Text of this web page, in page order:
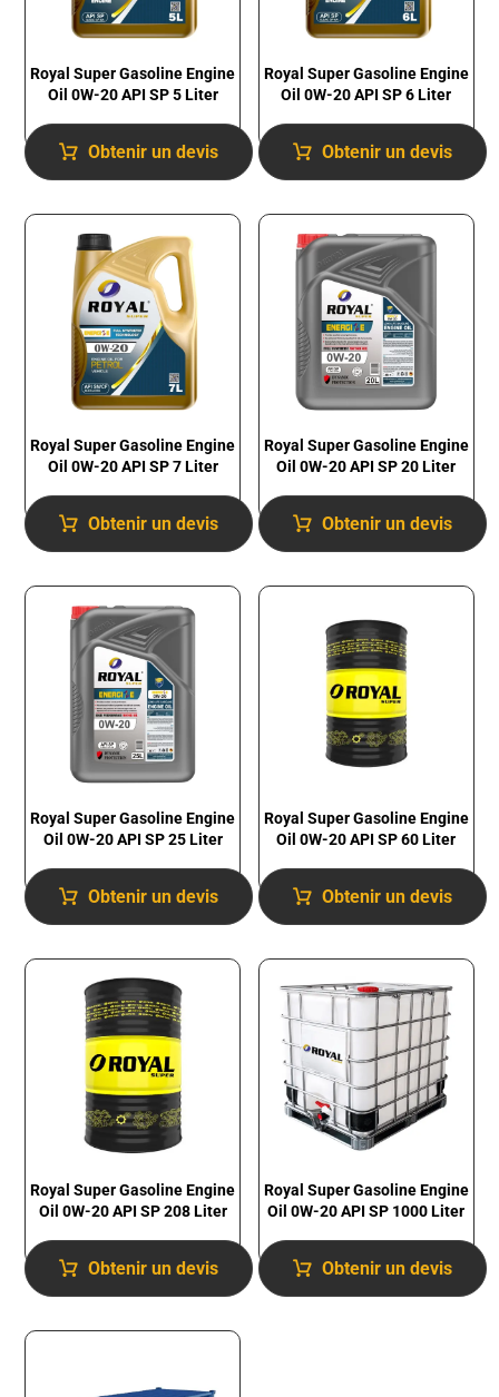
Royal Super Gasoline Engine
Oil 0W-20 API SP 5 Liter
Obtenir un devis
Royal Super Gasoline Engine
Oil 0W-20 API SP 6 Liter
Obtenir un devis
Royal Super Gasoline Engine
Oil 0W-20 API SP 7 Liter
Obtenir un devis
Royal Super Gasoline Engine
Oil 0W-20 API SP 20 Liter
Obtenir un devis
Royal Super Gasoline Engine
Oil 0W-20 API SP 25 Liter
Obtenir un devis
Royal Super Gasoline Engine
Oil 0W-20 API SP 60 Liter
Obtenir un devis
Royal Super Gasoline Engine
Oil 0W-20 API SP 208 Liter
Obtenir un devis
Royal Super Gasoline Engine
Oil 0W-20 API SP 1000 Liter
Obtenir un devis